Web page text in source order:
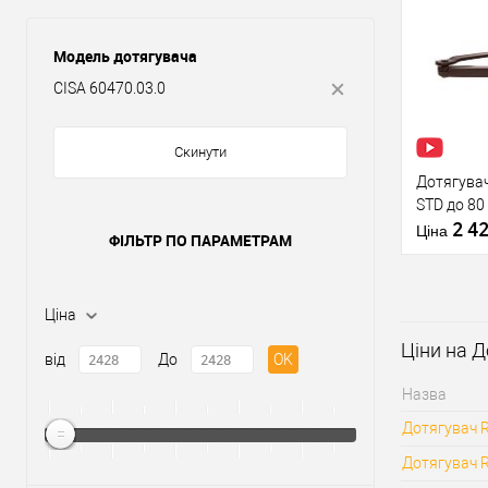
Модель дотягувача
CISA 60470.03.0
Скинути
ФІЛЬТР ПО ПАРАМЕТРАМ
Ціна
від До OK
У
Виробник
Тип товару
Країна
Модель
дотягувача
STD до
Ціна 2
У
Ціни на
Назва
Дотягувач
Дотягувач